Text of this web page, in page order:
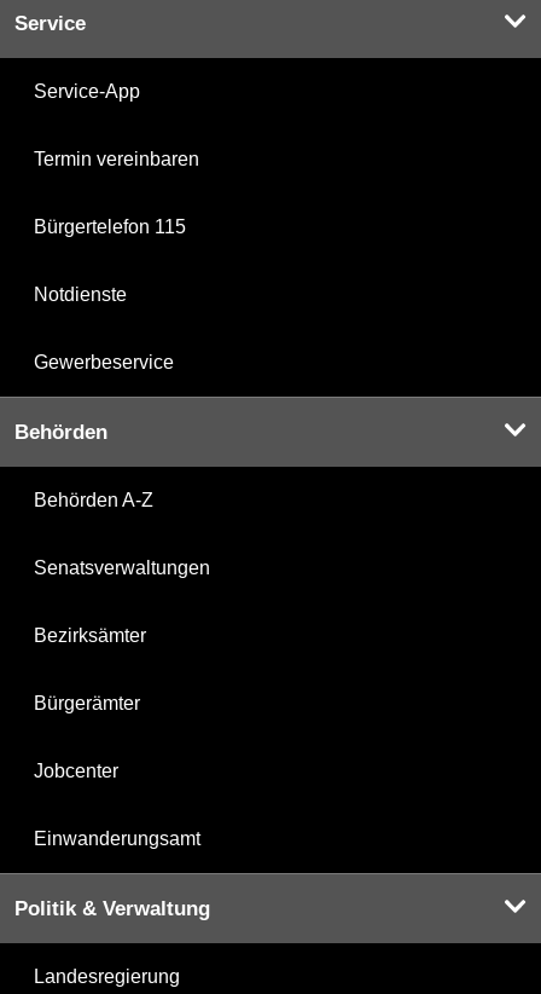
Service
Service-App
Termin vereinbaren
Bürgertelefon 115
Notdienste
Gewerbeservice
Behörden
Behörden A-Z
Senatsverwaltungen
Bezirksämter
Bürgerämter
Jobcenter
Einwanderungsamt
Politik & Verwaltung
Landesregierung